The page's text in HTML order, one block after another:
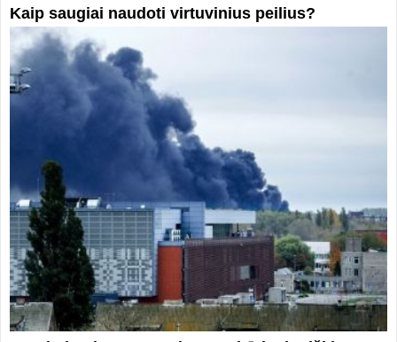
Kaip saugiai naudoti virtuvinius peilius?